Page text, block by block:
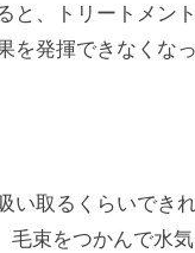
と、トリートメン
を発揮できなくな
い取るくらいでき
毛束をつかんで水